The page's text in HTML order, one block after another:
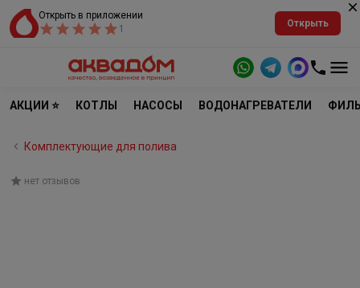
Открыть в приложении
1
Открыть
АКЦИИ ⭐ КОТЛЫ НАСОСЫ ВОДОНАГРЕВАТЕЛИ
Комплектующие для полива
нет отзывов